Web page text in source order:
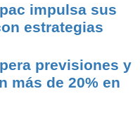
impulsa sus
estrategias
previsiones y
más de 20% en